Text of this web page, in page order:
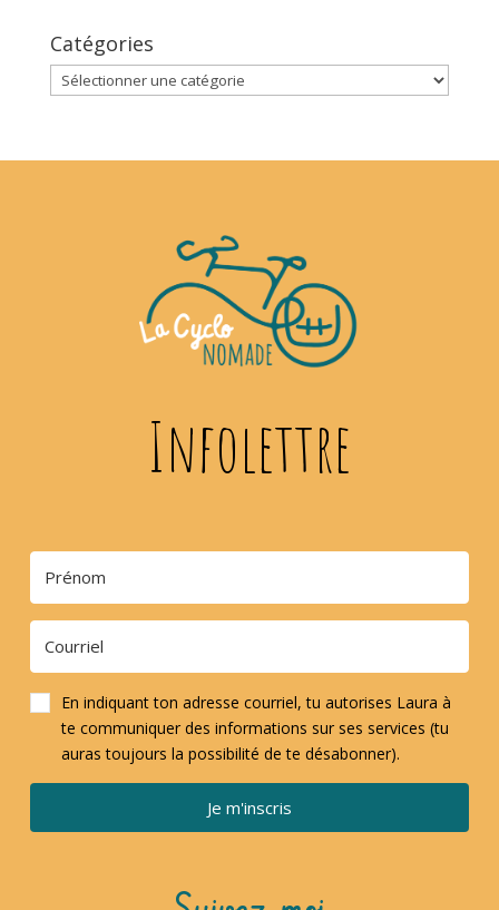
Catégories
Catégories
Infolettre
En indiquant ton adresse courriel, tu autorises Laura à
te communiquer des informations sur ses services (tu
auras toujours la possibilité de te désabonner).
Je m'inscris